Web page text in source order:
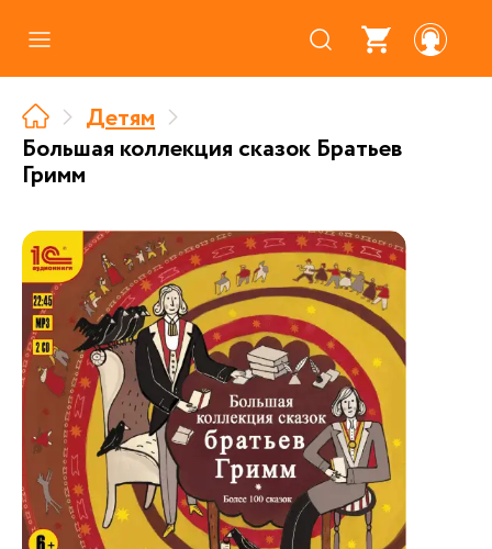
Где купить
Про аудиокниги
О нас
Партнерам
Детям
Большая коллекция сказок Братьев
Гримм